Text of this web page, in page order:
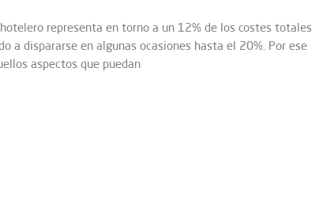
representa en torno a un 12% de los costes totales
a dispararse en algunas ocasiones hasta el 20%. Por ese
aspectos que puedan